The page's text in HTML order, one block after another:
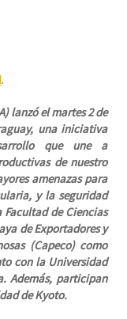
.
lanzó el martes 2 de
una iniciativa
que une a
de nuestro
amenazas para
y la seguridad
de Ciencias
de Exportadores y
(Capeco) como
con la Universidad
Además, participan
de Kyoto.